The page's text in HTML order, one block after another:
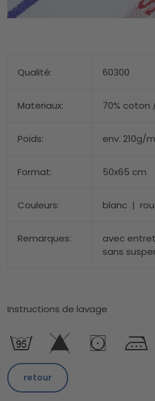
Qualité: 60300
Materiaux: 70% coton
Poids: env. 210g/m
Format: 50x65 cm
Couleurs: blanc |
Remarques:
avec
sans
Instructions de lavage
retour